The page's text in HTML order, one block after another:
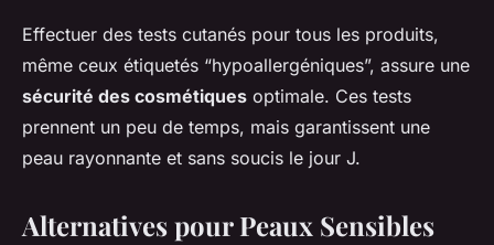
Effectuer des tests cutanés pour tous les produits,
même ceux étiquetés “hypoallergéniques”, assure une
sécurité des cosmétiques optimale. Ces tests
prennent un peu de temps, mais garantissent une
peau rayonnante et sans soucis le jour J.
Alternatives pour Peaux Sensibles